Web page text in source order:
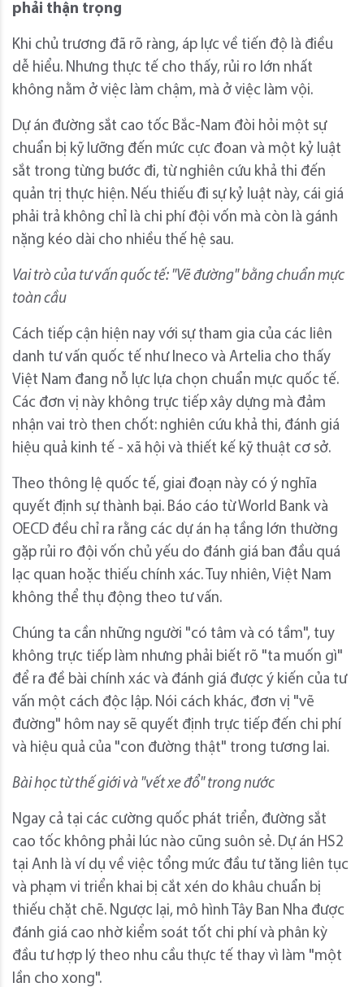
phải thận trọng
Khi chủ trương đã rõ ràng, áp lực về tiến độ là điều
dễ hiểu. Nhưng thực tế cho thấy, rủi ro lớn nhất
không nằm ở việc làm chậm, mà ở việc làm vội.
Dự án đường sắt cao tốc Bắc-Nam đòi hỏi một sự
chuẩn bị kỹ lưỡng đến mức cực đoan và một kỷ luật
sắt trong từng bước đi, từ nghiên cứu khả thi đến
quản trị thực hiện. Nếu thiếu đi sự kỷ luật này, cái giá
phải trả không chỉ là chi phí đội vốn mà còn là gánh
nặng kéo dài cho nhiều thế hệ sau.
Vai trò của tư vấn quốc tế: "Vẽ đường" bằng chuẩn mực
toàn cầu
Cách tiếp cận hiện nay với sự tham gia của các liên
danh tư vấn quốc tế như Ineco và Artelia cho thấy
Việt Nam đang nỗ lực lựa chọn chuẩn mực quốc tế.
Các đơn vị này không trực tiếp xây dựng mà đảm
nhận vai trò then chốt: nghiên cứu khả thi, đánh giá
hiệu quả kinh tế - xã hội và thiết kế kỹ thuật cơ sở.
Theo thông lệ quốc tế, giai đoạn này có ý nghĩa
quyết định sự thành bại. Báo cáo từ World Bank và
OECD đều chỉ ra rằng các dự án hạ tầng lớn thường
gặp rủi ro đội vốn chủ yếu do đánh giá ban đầu quá
lạc quan hoặc thiếu chính xác. Tuy nhiên, Việt Nam
không thể thụ động theo tư vấn.
Chúng ta cần những người "có tâm và có tầm", tuy
không trực tiếp làm nhưng phải biết rõ "ta muốn gì"
để ra đề bài chính xác và đánh giá được ý kiến của tư
vấn một cách độc lập. Nói cách khác, đơn vị "vẽ
đường" hôm nay sẽ quyết định trực tiếp đến chi phí
và hiệu quả của "con đường thật" trong tương lai.
Bài học từ thế giới và "vết xe đổ" trong nước
Ngay cả tại các cường quốc phát triển, đường sắt
cao tốc không phải lúc nào cũng suôn sẻ. Dự án HS2
tại Anh là ví dụ về việc tổng mức đầu tư tăng liên tục
và phạm vi triển khai bị cắt xén do khâu chuẩn bị
thiếu chặt chẽ. Ngược lại, mô hình Tây Ban Nha được
đánh giá cao nhờ kiểm soát tốt chi phí và phân kỳ
đầu tư hợp lý theo nhu cầu thực tế thay vì làm "một
lần cho xong".